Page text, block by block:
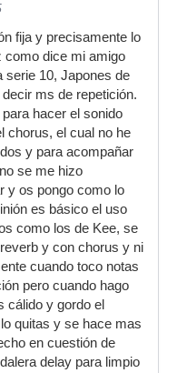
fija y precisamente lo
como dice mi amigo
serie 10, Japones de
ms de repetición.
hacer el sonido
chorus, el cual no he
y para acompañar
se me hizo
y os pongo como lo
es básico el uso
como los de Kee, se
y con chorus y ni
cuando toco notas
pero cuando hago
cálido y gordo el
quitas y se hace mas
en cuestión de
delay para limpio